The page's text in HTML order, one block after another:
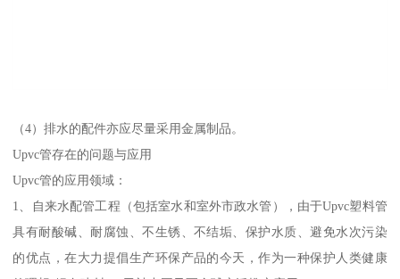
（4）排水的配件亦应尽量采用金属制品。
Upvc管存在的问题与应用
Upvc管的应用领域：
1、自来水配管工程（包括室水和室外市政水管），由于Upvc塑料管
具有耐酸碱、耐腐蚀、不生锈、不结垢、保护水质、避免水次污染
的优点，在大力提倡生产环保产品的今天，作为一种保护人类健康